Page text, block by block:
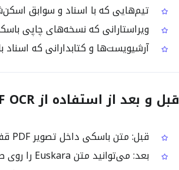
تیم‌هایی که با اسناد و سوابق
ویراستارانی که نسخه‌های چاپی
آرشیویست‌ها و کتابدارانی که
قبل و بعد از استفاده از Basque PDF OCR
قبل: متن باسکی داخل تصویر PDF قفل شده است
بعد: می‌توانید متن Euskara را روی صفحه جستجو و انتخاب کنید